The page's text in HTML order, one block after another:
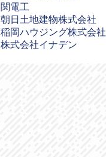
関電工
朝日土地建物株式会社
稲岡ハウジング株式会社
株式会社イナデン